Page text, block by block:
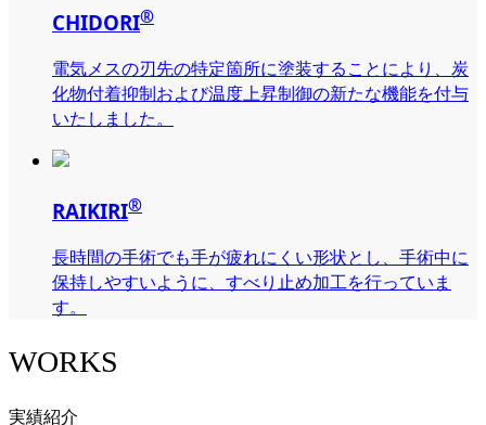
CHIDORI®
電気メスの刃先の特定箇所に塗装することにより、炭
化物付着抑制および温度上昇制御の新たな機能を付与
いたしました。
RAIKIRI®
長時間の手術でも手が疲れにくい形状とし、手術中に
保持しやすいように、すべり止め加工を行っていま
す。
WORKS
実績紹介